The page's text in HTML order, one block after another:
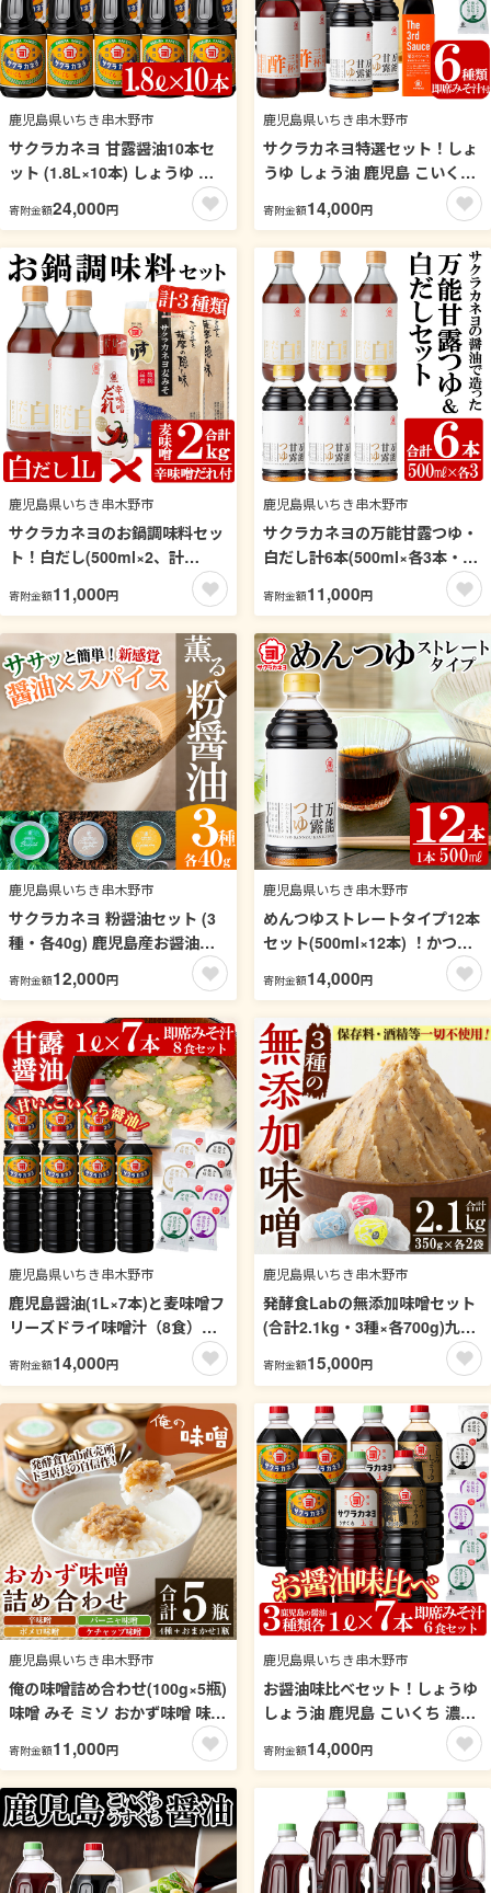
鹿児島県いちき串木野市
サクラカネヨ 甘露醤油10本セ
ット (1.8L×10本) しょうゆ し
ょう油 鹿児島 こいくち 濃口 薩
摩醤油 あまい 調味料 老舗 常温
保存 卵かけご飯 九州醤油【吉
村醸造】【00-002-12】
寄附金額24,000円
鹿児島県いちき串木野市
サクラカネヨ特選セット！しょ
うゆ しょう油 鹿児島 こいくち
濃口 甘露 あまい 調味料 老舗
常温 保存 卵かけご飯 九州醤油
めんつゆ 酢 お酢 ソース 三杯酢
合わせ酢 フリーズドライ 味噌
汁 詰め合わせ セット【吉村醸
造】【00-002-03】
寄附金額14,000円
鹿児島県いちき串木野市
サクラカネヨのお鍋調味料セッ
ト！白だし(500ml×2、計
1kg)・すり味噌(1kg×2、計
2kg)・辛味噌だれ(200g)の3種
詰め合わせセット！麦味噌 調
味料 みそ 味噌 鍋 白だし【吉村
醸造】【00-002-16】
寄附金額11,000円
鹿児島県いちき串木野市
サクラカネヨの万能甘露つゆ・
白だし計6本(500ml×各3本・合
計3L)の2種詰め合わせ！かつお
だし だし 鹿児島 麺つゆ あまい
白だし 甘露 めんつゆ 調味料 老
舗 常温 保存 九州 そうめん【吉
村醸造】【00-002-15】
寄附金額11,000円
鹿児島県いちき串木野市
サクラカネヨ 粉醤油セット (3
種・各40g) 鹿児島産お醤油を
粉末に！スパイス クミン 五香
粉 バジル 万能 調味料 老舗 常
温 保存 ドレッシング 九州醤油
【吉村醸造】【00-002-08】
寄附金額12,000円
鹿児島県いちき串木野市
めんつゆストレートタイプ12本
セット(500ml×12本) ！かつお
だし だし 鹿児島 麺つゆ あまい
調味料 老舗 常温 保存 九州 そ
造】【00-002-07】
寄附金額14,000円
鹿児島県いちき串木野市
鹿児島醤油(1L×7本)と麦味噌フ
リーズドライ味噌汁（8食）セ
ットC ！ しょうゆ しょう油 鹿
児島 こいくち 濃口 甘露 あまい
調味料 老舗 常温 保存 卵かけご
飯 九州醤油 サクラカネヨ【吉
村醸造】【00-002-17】
寄附金額14,000円
鹿児島県いちき串木野市
発酵食Labの無添加味噌セット
(合計2.1kg・3種×各700g)九州
産の麦と大豆・ひよこ豆・黒
豆、天然塩のみを使用した未加
熱みそ！味噌 みそ 甘酒 調味料
麹 こうじ 味噌汁 みそ汁 調味料
【発酵食Lab】【00-112-01】
寄附金額15,000円
鹿児島県いちき串木野市
俺の味噌詰め合わせ(100g×5瓶)
味噌 みそ ミソ おかず味噌 味付
け味噌 辛味噌 辛みそ からみそ
ポメロ味噌 バーニャ味噌 ケチ
ャップ味噌 発酵食品 ディップ
バーニャカウダ サワーポメロ
ご飯のお供 おにぎりの具 調味
料 常温 【発酵食Lab】【00-
112-02】
寄附金額11,000円
鹿児島県いちき串木野市
お醤油味比べセット！しょうゆ
しょう油 鹿児島 こいくち 濃口
甘露 あまい 調味料 老舗 常温
保存 卵かけご飯 九州醤油 サク
ラカネヨ 刺身醤油 さしみ イン
スタント 味噌汁 フリーズドラ
イ 防災食品【吉村醸造】【00-
002-06】
寄附金額14,000円